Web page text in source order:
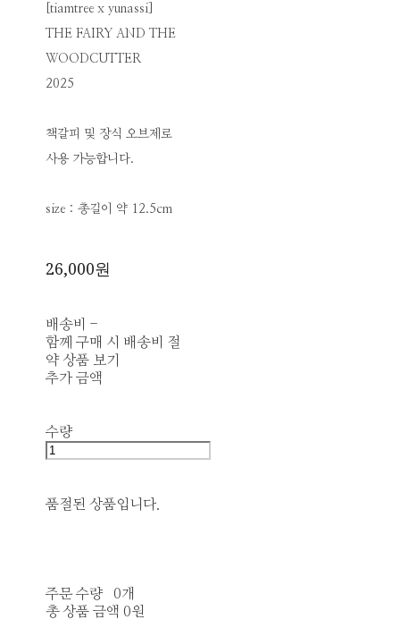
[tiamtree x yunassi]
THE FAIRY AND THE
WOODCUTTER
2025
책갈피 및 장식 오브제로
사용 가능합니다.
size : 총길이 약 12.5cm
26,000원
배송비 -
함께 구매 시 배송비 절
약 상품 보기
추가 금액
수량
품절된 상품입니다.
주문 수량
0개
총 상품 금액 0원